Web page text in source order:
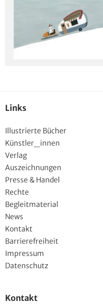
Links
Illustrierte Bücher
Künstler_innen
Verlag
Auszeichnungen
Presse & Handel
Rechte
Begleitmaterial
News
Kontakt
Barrierefreiheit
Impressum
Datenschutz
Kontakt